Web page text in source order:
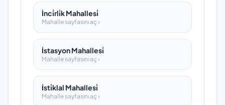
İnci̇rli̇k Mahallesi̇
Mahalle sayfasını aç ›
İstasyon Mahallesi̇
Mahalle sayfasını aç ›
İsti̇klal Mahallesi̇
Mahalle sayfasını aç ›